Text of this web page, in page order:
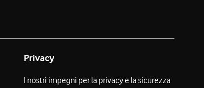
Privacy
I nostri impegni per la privacy e la sicurezza